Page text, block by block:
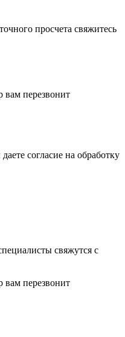
просчета свяжитесь
перезвонит
согласие на обработку
свяжутся с
перезвонит